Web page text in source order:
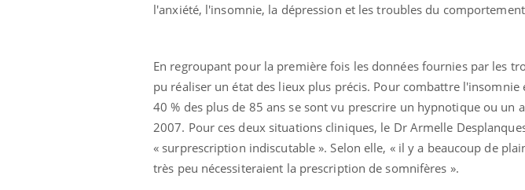
l'anxiété, l'insomnie, la dépression et les troubles du
En regroupant pour la première fois les données fournies par les
pu réaliser un état des lieux plus précis. Pour combattre l'insomnie
40 % des plus de 85 ans se sont vu prescrire un hypnotique ou un
2007. Pour ces deux situations cliniques, le Dr Armelle
« surprescription indiscutable ». Selon elle, « il y a beaucoup de
très peu nécessiteraient la prescription de somnifères ».
réflexe essentiel